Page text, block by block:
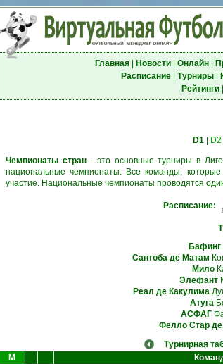
Главная| Новости| Онлайн|
Расписание| Турниры|
Рейтинги|
D1 D2
Чемпионаты стран- это основные турниры в
национальные чемпионаты. Все команды,
участие. Национальные чемпионаты проводятся
Расписание:
Бафинг
Сантоба де Матам
Мило
Элефант
Реал де Какулима
Атуга
АСФАГ
Фелло Стар де
Турнирная
М